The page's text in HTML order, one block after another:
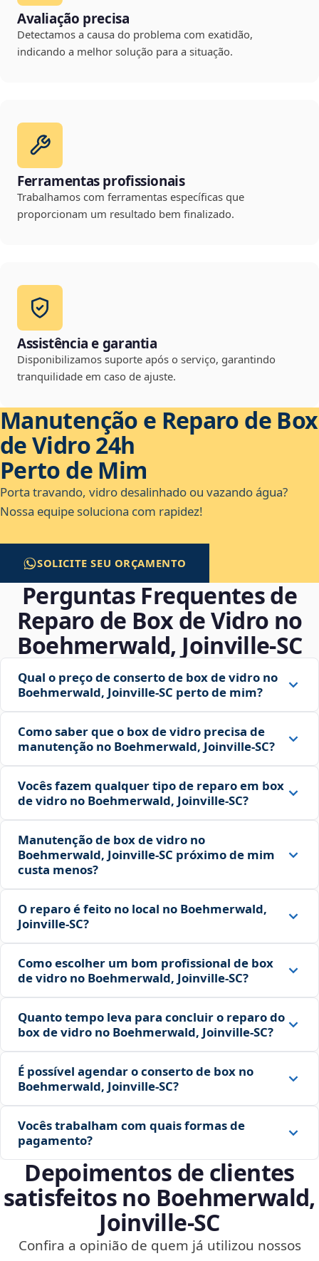
Avaliação precisa
Detectamos a causa do problema com exatidão,
indicando a melhor solução para a situação.
Ferramentas profissionais
Trabalhamos com ferramentas específicas que
proporcionam um resultado bem finalizado.
Assistência e garantia
Disponibilizamos suporte após o serviço, garantindo
tranquilidade em caso de ajuste.
Manutenção e Reparo de Box
de Vidro 24h
Perto de Mim
Porta travando, vidro desalinhado ou vazando água?
Nossa equipe soluciona com rapidez!
SOLICITE SEU ORÇAMENTO
Perguntas Frequentes de
Reparo de Box de Vidro no
Boehmerwald, Joinville‑SC
Qual o preço de conserto de box de vidro no
Boehmerwald, Joinville‑SC perto de mim?
Como saber que o box de vidro precisa de
manutenção no Boehmerwald, Joinville‑SC?
Vocês fazem qualquer tipo de reparo em box
de vidro no Boehmerwald, Joinville‑SC?
Manutenção de box de vidro no
Boehmerwald, Joinville‑SC próximo de mim
custa menos?
O reparo é feito no local no Boehmerwald,
Joinville‑SC?
Como escolher um bom profissional de box
de vidro no Boehmerwald, Joinville‑SC?
Quanto tempo leva para concluir o reparo do
box de vidro no Boehmerwald, Joinville‑SC?
É possível agendar o conserto de box no
Boehmerwald, Joinville‑SC?
Vocês trabalham com quais formas de
pagamento?
Depoimentos de clientes
satisfeitos no Boehmerwald,
Joinville‑SC
Confira a opinião de quem já utilizou nossos